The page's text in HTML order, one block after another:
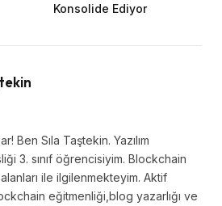
Konsolide Ediyor
Ben Sıla Taştekin. Yazılım
3. sınıf öğrencisiyim. Blockchain
ile ilgilenmekteyim. Aktif
eğitmenliği,blog yazarlığı ve